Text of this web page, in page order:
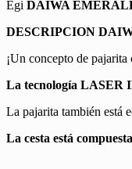
Egi DAIWA
DESCRIPCION
¡Un concepto de
La tecnología LASER
La pajarita también está
La cesta está